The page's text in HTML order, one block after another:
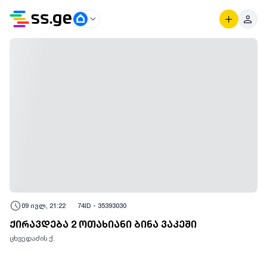
09 ივლ, 21:22 74ID - 35393030
ქირავდება 2 ოთახიანი ბინა ვაკეში
ცხვედაძის ქ.